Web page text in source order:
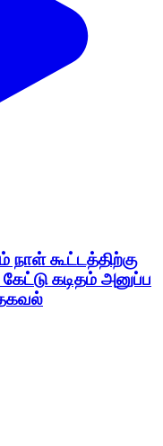
நாள் கூட்டத்திற்கு
கடிதம் அனுப்ப
தகவல்